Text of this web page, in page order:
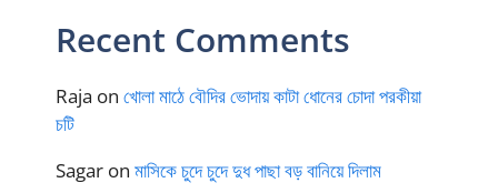
Recent Comments
Raja on খোলা মাঠে বৌদির ভোদায় কাটা ধোনের চোদা পরকীয়া
চটি
Sagar on মাসিকে চুদে চুদে দুধ পাছা বড় বানিয়ে দিলাম